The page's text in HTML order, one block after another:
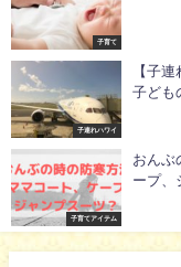
子育て
子連れハワイ
【子
子ども
子育てアイテム
おんぶ
ープ、